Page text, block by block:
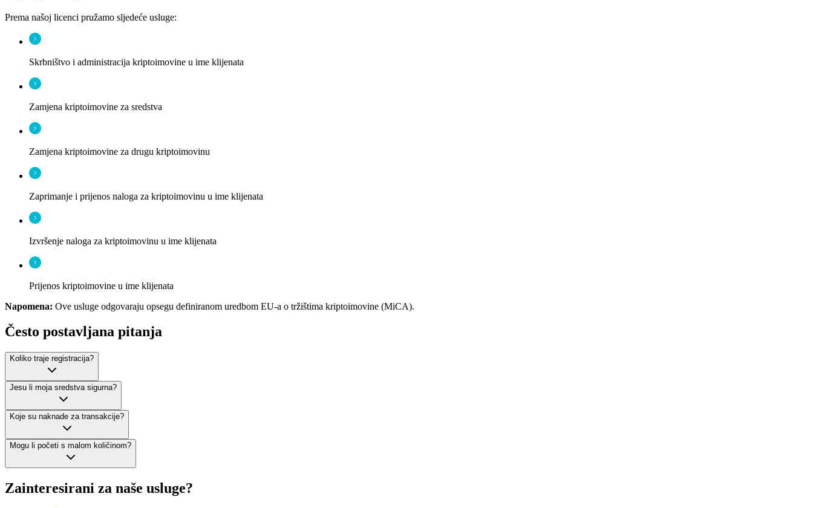
Prema našoj licenci pružamo sljedeće usluge:
Skrbništvo i administracija kriptoimovine u ime klijenata
Zamjena kriptoimovine za sredstva
Zamjena kriptoimovine za drugu kriptoimovinu
Zaprimanje i prijenos naloga za kriptoimovinu u ime klijenata
Izvršenje naloga za kriptoimovinu u ime klijenata
Prijenos kriptoimovine u ime klijenata
Napomena: Ove usluge odgovaraju opsegu definiranom uredbom EU-a o tržištima kriptoimovine (MiCA).
Često postavljana pitanja
Koliko traje registracija?
Jesu li moja sredstva sigurna?
Koje su naknade za transakcije?
Mogu li početi s malom količinom?
Zainteresirani za naše usluge?